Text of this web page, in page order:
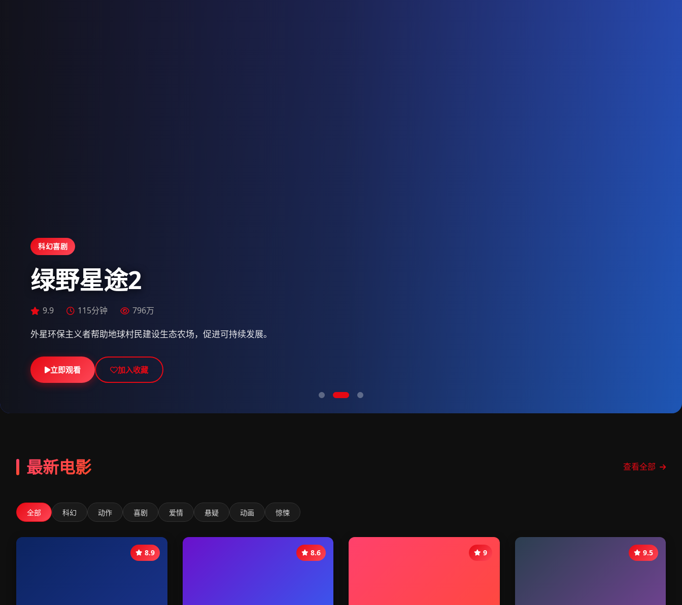
立即观看 加入收藏
科幻喜剧
绿野星途2
9.9 115分钟 796万
外星环保主义者帮助地球村民建设生态农场，促进可持续发展。
立即观看 加入收藏
立即观看 加入收藏
最新电影 查看全部
全部 科幻 动作 喜剧 爱情 悬疑 动画 惊悚
8.9 8.6 9 9.5